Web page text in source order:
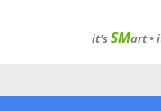
it'sSMart •